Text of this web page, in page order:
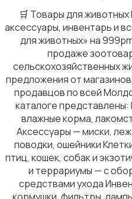
🛒 Товары для
аксессуары, инвентарь и
для животных» на
продаже
сельскохозяйственных
предложения от
продавцов по всей
каталоге
влажные корма,
Аксессуары — миски,
поводки, ошейники
птиц, кошек, собак и
и террариумы — с
средствами ухода